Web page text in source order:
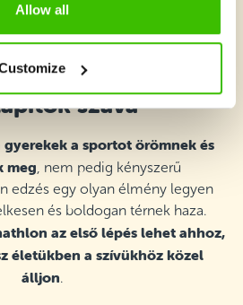
Allow all
Részletek
Iskola, Budapest IV.
Részletek
Magyar-Angol
Általános Iskola,
tanfolyamot
szava
gyerekek a sportot örömnek és
meg , nem pedig kényszerű
edzés egy olyan élmény legyen
és boldogan térnek haza.
az első lépés lehet ahhoz,
életükben a szívükhöz közel
álljon.